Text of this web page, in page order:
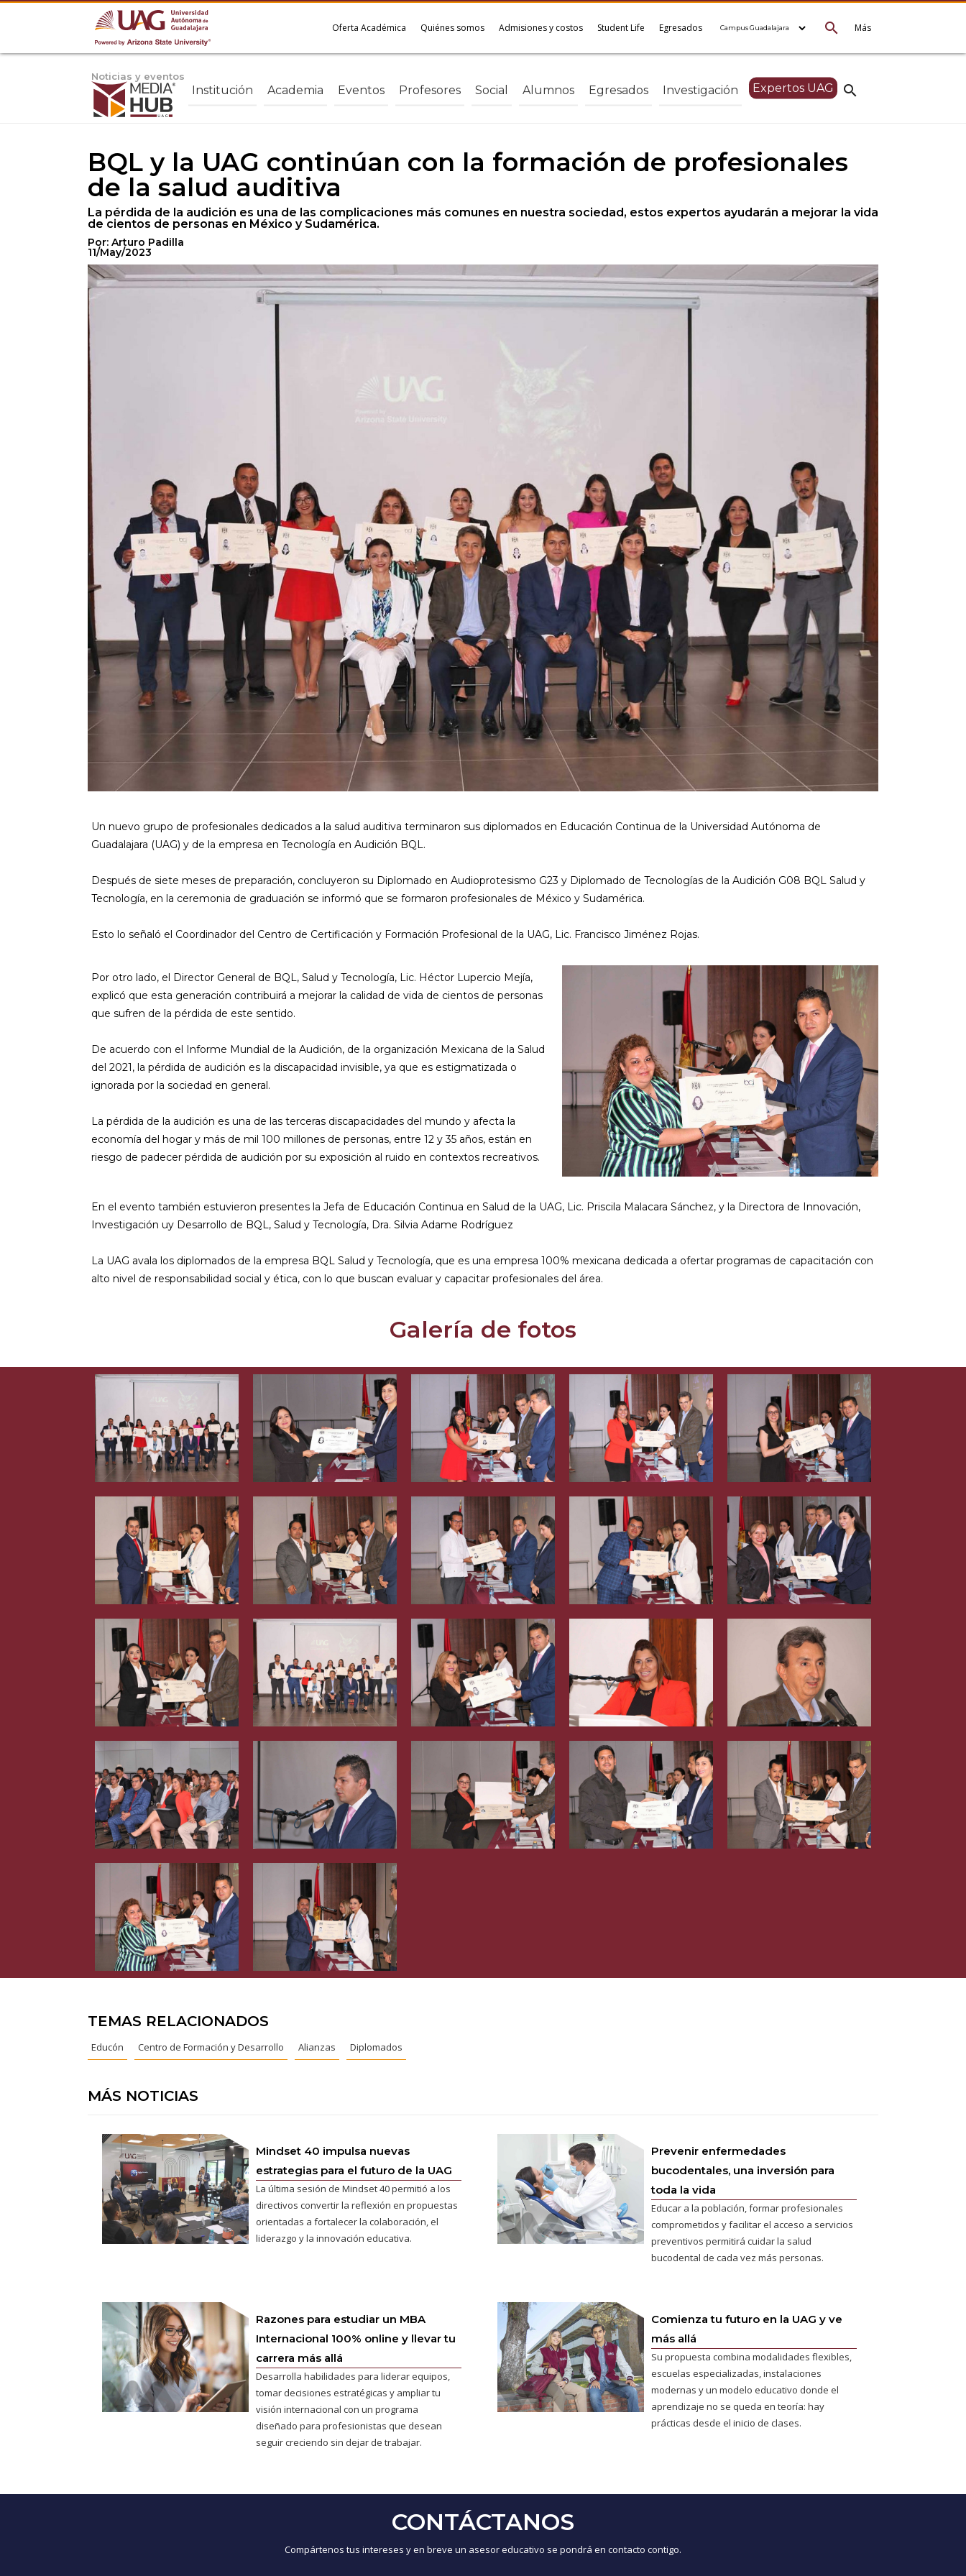
Más
search
Oferta Académica Quiénes somos Admisiones y costos Student Life Egresados
Noticias y eventos
search
Institución Academia Eventos Profesores Social Alumnos Egresados Investigación Expertos UAG
BQL y la UAG continúan con la formación de profesionales
de la salud auditiva
La pérdida de la audición es una de las complicaciones más comunes en nuestra sociedad, estos expertos ayudarán a mejorar la vida
de cientos de personas en México y Sudamérica.
Por: Arturo Padilla
11/May/2023
Un nuevo grupo de profesionales dedicados a la salud auditiva terminaron sus diplomados en Educación Continua de la Universidad Autónoma de
Guadalajara (UAG) y de la empresa en Tecnología en Audición BQL.
Después de siete meses de preparación, concluyeron su Diplomado en Audioprotesismo G23 y Diplomado de Tecnologías de la Audición G08 BQL Salud y
Tecnología, en la ceremonia de graduación se informó que se formaron profesionales de México y Sudamérica.
Esto lo señaló el Coordinador del Centro de Certificación y Formación Profesional de la UAG, Lic. Francisco Jiménez Rojas.
Por otro lado, el Director General de BQL, Salud y Tecnología, Lic. Héctor Lupercio Mejía,
explicó que esta generación contribuirá a mejorar la calidad de vida de cientos de personas
que sufren de la pérdida de este sentido.
De acuerdo con el Informe Mundial de la Audición, de la organización Mexicana de la Salud
del 2021, la pérdida de audición es la discapacidad invisible, ya que es estigmatizada o
ignorada por la sociedad en general.
La pérdida de la audición es una de las terceras discapacidades del mundo y afecta la
economía del hogar y más de mil 100 millones de personas, entre 12 y 35 años, están en
riesgo de padecer pérdida de audición por su exposición al ruido en contextos recreativos.
En el evento también estuvieron presentes la Jefa de Educación Continua en Salud de la UAG, Lic. Priscila Malacara Sánchez, y la Directora de Innovación,
Investigación uy Desarrollo de BQL, Salud y Tecnología, Dra. Silvia Adame Rodríguez
La UAG avala los diplomados de la empresa BQL Salud y Tecnología, que es una empresa 100% mexicana dedicada a ofertar programas de capacitación con
alto nivel de responsabilidad social y ética, con lo que buscan evaluar y capacitar profesionales del área.
Galería de fotos
TEMAS RELACIONADOS
Educón Centro de Formación y Desarrollo Alianzas Diplomados
MÁS NOTICIAS
Mindset 40 impulsa nuevas
estrategias para el futuro de la UAG
La última sesión de Mindset 40 permitió a los
directivos convertir la reflexión en propuestas
orientadas a fortalecer la colaboración, el
liderazgo y la innovación educativa.
Prevenir enfermedades
bucodentales, una inversión para
toda la vida
Educar a la población, formar profesionales
comprometidos y facilitar el acceso a servicios
preventivos permitirá cuidar la salud
bucodental de cada vez más personas.
Razones para estudiar un MBA
Internacional 100% online y llevar tu
carrera más allá
Desarrolla habilidades para liderar equipos,
tomar decisiones estratégicas y ampliar tu
visión internacional con un programa
diseñado para profesionistas que desean
seguir creciendo sin dejar de trabajar.
Comienza tu futuro en la UAG y ve
más allá
Su propuesta combina modalidades flexibles,
escuelas especializadas, instalaciones
modernas y un modelo educativo donde el
aprendizaje no se queda en teoría: hay
prácticas desde el inicio de clases.
CONTÁCTANOS
Compártenos tus intereses y en breve un asesor educativo se pondrá en contacto contigo.